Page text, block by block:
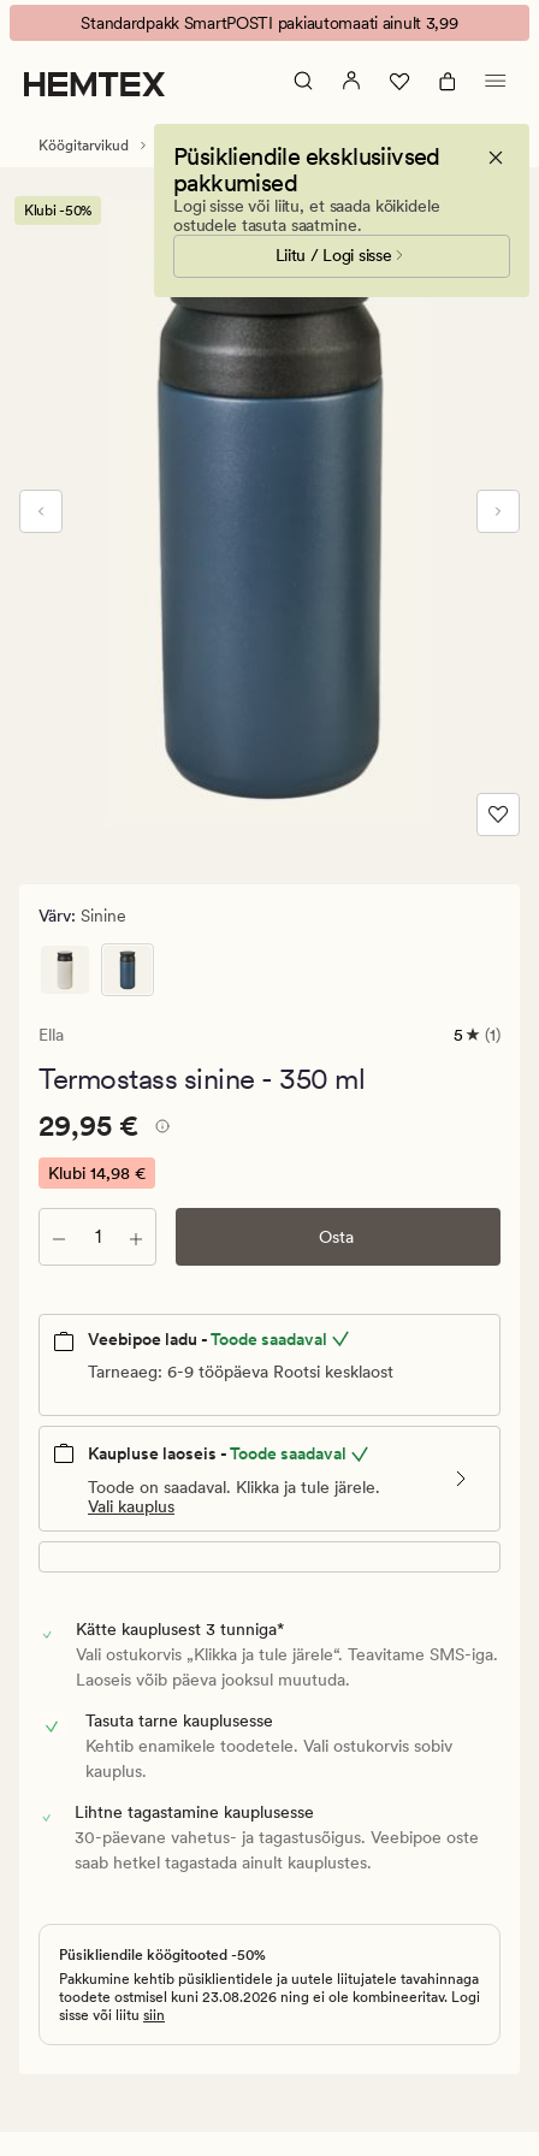
Ella
termostass
sinine
Animated
banner.
Press
ESCAPE
Standardpakk SmartPOSTI pakiautomaati ainult 3,99
Püsikliendile eksklusiivsed
pakkumised
Logi sisse või liitu, et saada kõikidele
ostudele tasuta saatmine.
Liitu / Logi sisse
Köögitarvikud Tee- ja kohvikannud
Klubi -50%
Värv: Sinine
Ella
1
5 (1)
Termostass sinine - 350 ml
Pris_ee
29,95
€.
Klubi
14,98
€
Pris_ee 29,95 €
29,95 €
Klubi 14,98 €
Kogus Osta
Veebipoe ladu -Toode saadaval
Tarneaeg: 6-9 tööpäeva Rootsi kesklaost
Kaupluse laoseis -Toode saadaval
Toode on saadaval. Klikka ja tule järele.
Vali kauplus
Kätte kauplusest 3 tunniga*
Vali ostukorvis „Klikka ja tule järele“. Teavitame SMS-iga.
Laoseis võib päeva jooksul muutuda.
Tasuta tarne kauplusesse
Kehtib enamikele toodetele. Vali ostukorvis sobiv
kauplus.
Lihtne tagastamine kauplusesse
30-päevane vahetus- ja tagastusõigus. Veebipoe oste
saab hetkel tagastada ainult kauplustes.
Püsikliendile köögitooted -50%
Pakkumine kehtib püsiklientidele ja uutele liitujatele tavahinnaga
toodete ostmisel kuni 23.08.2026 ning ei ole kombineeritav. Logi
sisse või liitu siin